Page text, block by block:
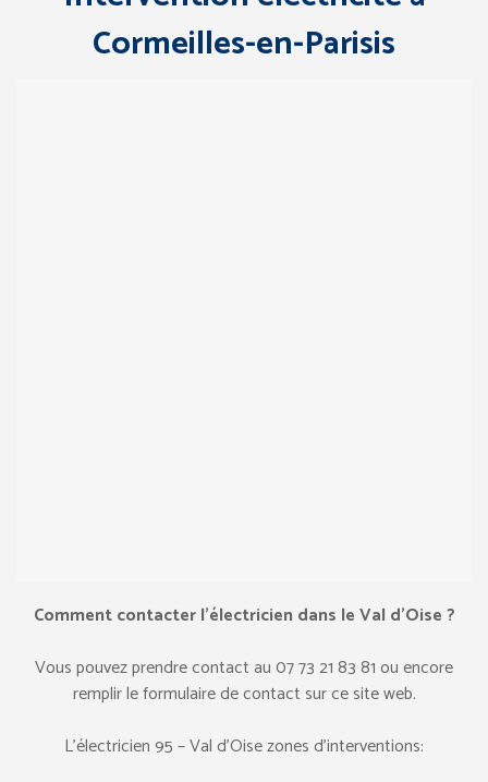
Cormeilles-en-Parisis
Comment contacter l’électricien dans le Val d’Oise ?
Vous pouvez prendre contact au ‎07 73 21 83 81 ou encore
remplir le formulaire de contact sur ce site web.
L’électricien 95 – Val d’Oise zones d’interventions: